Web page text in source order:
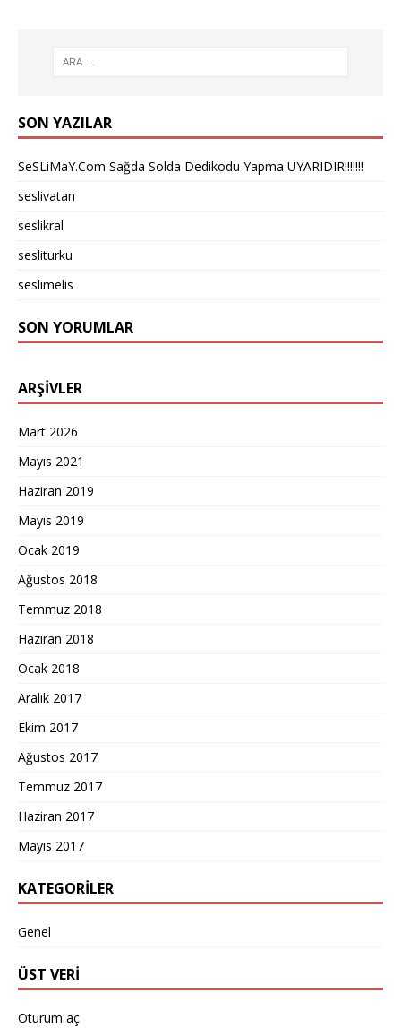
SON YAZILAR
SeSLiMaY.Com Sağda Solda Dedikodu Yapma UYARIDIR!!!!!!!
seslivatan
seslikral
sesliturku
seslimelis
SON YORUMLAR
ARŞIVLER
Mart 2026
Mayıs 2021
Haziran 2019
Mayıs 2019
Ocak 2019
Ağustos 2018
Temmuz 2018
Haziran 2018
Ocak 2018
Aralık 2017
Ekim 2017
Ağustos 2017
Temmuz 2017
Haziran 2017
Mayıs 2017
KATEGORILER
Genel
ÜST VERI
Oturum aç